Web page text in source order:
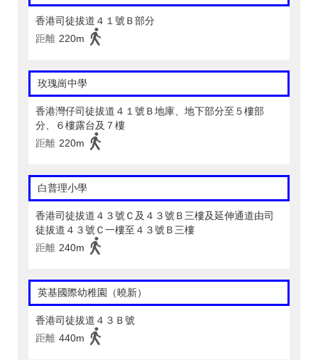
香港司徒拔道４１號Ｂ部分
距離 220m
玫瑰崗中學
香港灣仔司徒拔道４１號Ｂ地庫、地下部分至５樓部
分、６樓露台及７樓
距離 220m
白普理小學
香港司徒拔道４３號Ｃ及４３號Ｂ三樓及延伸通道由司
徒拔道４３號Ｃ一樓至４３號Ｂ三樓
距離 240m
英基國際幼稚園（曉新）
香港司徒拔道４３Ｂ號
距離 440m